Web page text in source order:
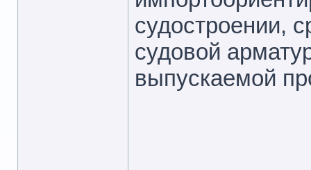
судостроении,
судовой
выпускаемой